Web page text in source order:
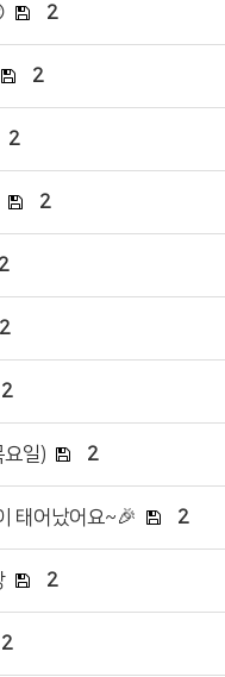
2
2
2
2
2
2
2
일) 2
태어났어요~🎉 2
2
2